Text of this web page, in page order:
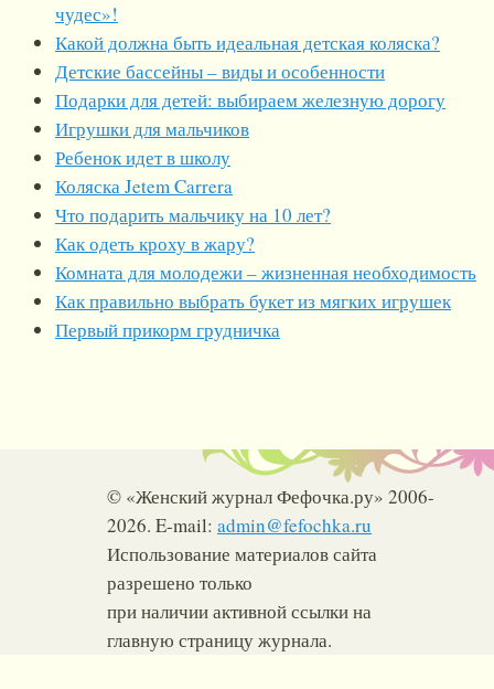
чудес»!
Какой должна быть идеальная детская коляска?
Детские бассейны – виды и особенности
Подарки для детей: выбираем железную дорогу
Игрушки для мальчиков
Ребенок идет в школу
Коляска Jetem Carrera
Что подарить мальчику на 10 лет?
Как одеть кроху в жару?
Комната для молодежи – жизненная необходимость
Как правильно выбрать букет из мягких игрушек
Первый прикорм грудничка
© «Женский журнал Фефочка.ру» 2006-
2026. E-mail: admin@fefochka.ru
Использование материалов сайта
разрешено только
при наличии активной ссылки на
главную страницу журнала.